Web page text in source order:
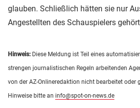
glauben. Schließlich hätten sie nur
Angestellten des Schauspielers
Hinweis: Diese Meldung ist Teil eines
strengen journalistischen Regeln arbeitenden
von der AZ-Onlineredaktion nicht bearbeitet oder
Hinweise bitte an info@spot-on-news.de